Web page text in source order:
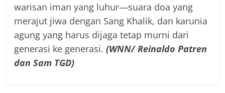
warisan iman yang luhur—suara doa yang
merajut jiwa dengan Sang Khalik, dan karunia
agung yang harus dijaga tetap murni dari
generasi ke generasi.(WNN/ Reinaldo Patren
dan Sam TGD)